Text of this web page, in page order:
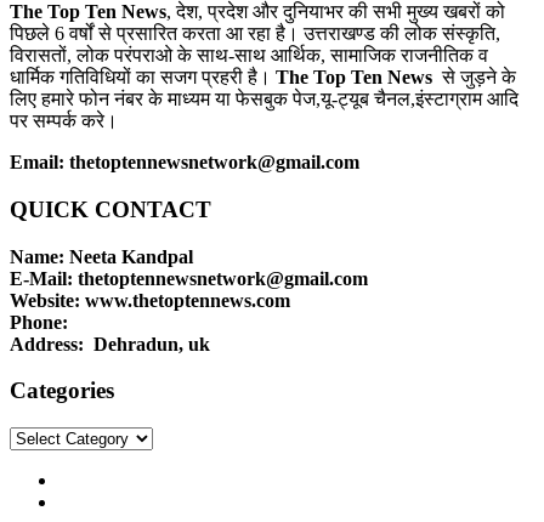
The Top Ten News, देश, प्रदेश और दुनियाभर की सभी मुख्य खबरों को
पिछले 6 वर्षों से प्रसारित करता आ रहा है। उत्तराखण्ड की लोक संस्कृति,
विरासतों, लोक परंपराओ के साथ-साथ आर्थिक, सामाजिक राजनीतिक व
धार्मिक गतिविधियों का सजग प्रहरी है। The Top Ten News से जुड़ने के
लिए हमारे फोन नंबर के माध्यम या फेसबुक पेज,यू-ट्यूब चैनल,इंस्टाग्राम आदि
पर सम्पर्क करे।
Email: thetoptennewsnetwork@gmail.com
QUICK CONTACT
Name: Neeta Kandpal
E-Mail: thetoptennewsnetwork@gmail.com
Website: www.thetoptennews.com
Phone:
Address: Dehradun, uk
Categories
Categories